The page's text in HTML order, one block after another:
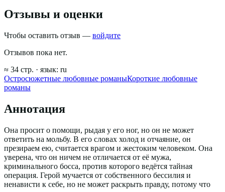
Отзывы и оценки
Чтобы оставить отзыв — войдите
Отзывов пока нет.
≈ 34 стр. · язык: ru
Остросюжетные любовные романыКороткие любовные
романы
Аннотация
Она просит о помощи, рыдая у его ног, но он не может
ответить на мольбу. В его словах холод и отчаяние, он
презираем ею, считается врагом и жестоким человеком. Она
уверена, что он ничем не отличается от её мужа,
криминального босса, против которого ведётся тайная
операция. Герой мучается от собственного бессилия и
ненависти к себе, но не может раскрыть правду, потому что